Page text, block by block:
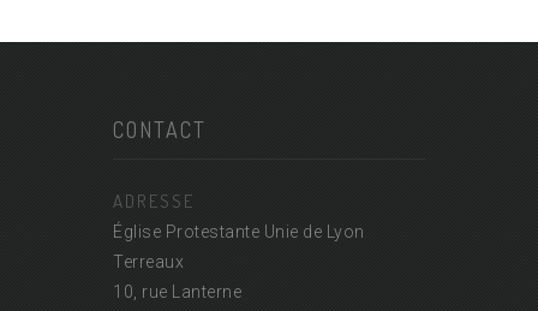
CONTACT
ADRESSE
Église Protestante Unie de Lyon
Terreaux
10, rue Lanterne